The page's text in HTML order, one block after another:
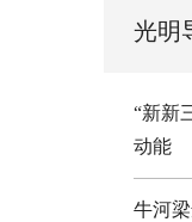
光明
“新新
动能
牛河